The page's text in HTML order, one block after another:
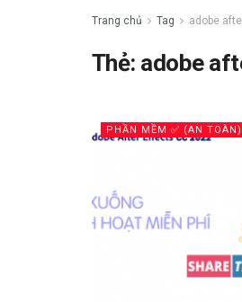
Trang chủ Tag adobe
Thẻ: adobe
PHẦN MỀM ✅ (AN TOÀN)